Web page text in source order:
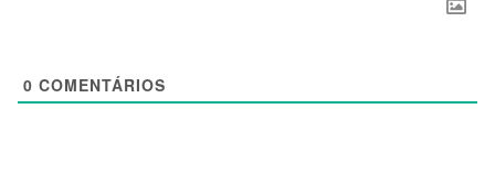
0 COMENTÁRIOS